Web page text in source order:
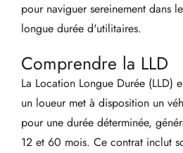
pour naviguer sereinement dans
longue durée d'utilitaires.
Comprendre la LLD
La Location Longue Durée (LLD)
un loueur met à disposition un
pour une durée déterminée,
12 et 60 mois. Ce contrat inclut